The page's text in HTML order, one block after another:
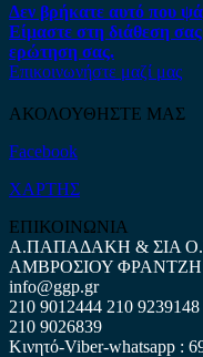
Δεν βρήκατε αυτό που
Είμαστε στη διάθεση
ερώτηση σας.
Επικοινωνήστε μαζί μας
ΑΚΟΛΟΥΘΗΣΤΕ ΜΑΣ
Facebook
ΧΑΡΤΗΣ
ΕΠΙΚΟΙΝΩΝΙΑ
Α.ΠΑΠΑΔΑΚΗ & ΣΙΑ
ΑΜΒΡΟΣΙΟΥ
info@ggp.gr
210 9012444 210 9239148
210 9026839
Κινητό-Viber-whatsapp :